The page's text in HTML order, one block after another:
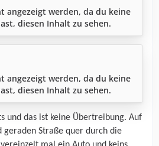
angezeigt werden, da du keine
diesen Inhalt zu sehen.
angezeigt werden, da du keine
diesen Inhalt zu sehen.
und das ist keine Übertreibung. Auf
geraden Straße quer durch die